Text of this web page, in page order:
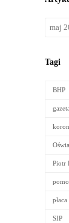
Tagi
BHP
gazeta
Piotr
SIP